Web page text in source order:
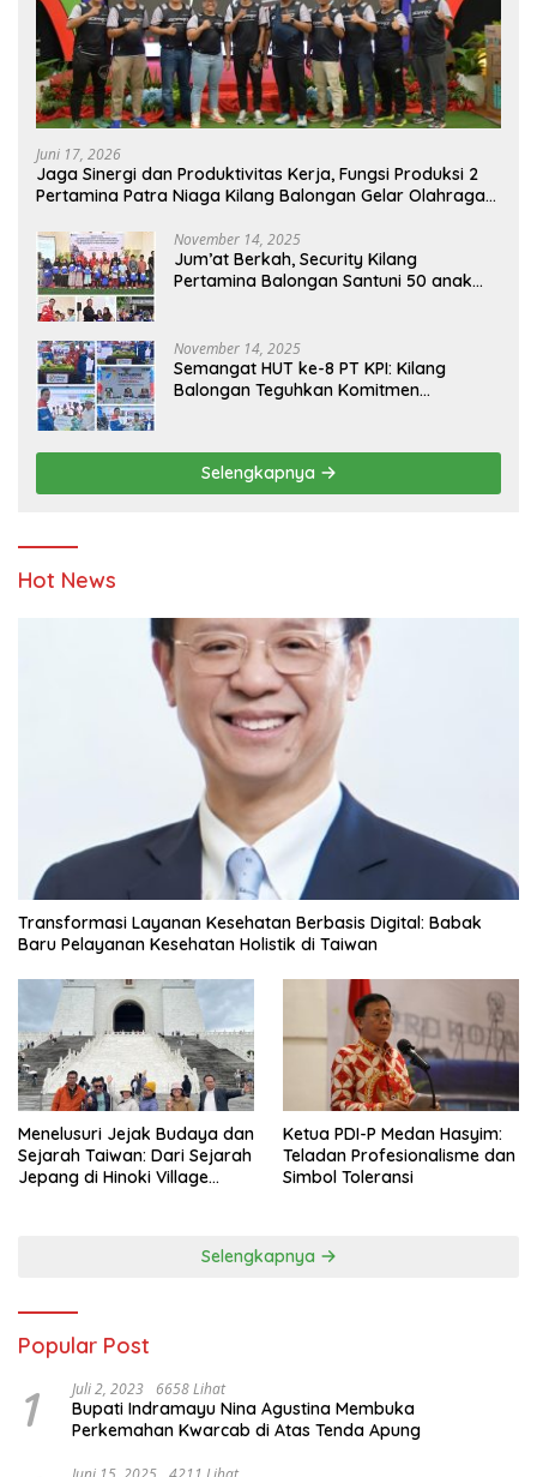
Juni 17, 2026
Jaga Sinergi dan Produktivitas Kerja, Fungsi Produksi 2
Pertamina Patra Niaga Kilang Balongan Gelar Olahraga
November 14, 2025
Jum’at Berkah, Security Kilang
Pertamina Balongan Santuni 50 anak
November 14, 2025
Semangat HUT ke-8 PT KPI: Kilang
Balongan Teguhkan Komitmen
Pendidikan
Selengkapnya
Hot News
Transformasi Layanan Kesehatan Berbasis Digital: Babak
Baru Pelayanan Kesehatan Holistik di Taiwan
Menelusuri Jejak Budaya dan
Sejarah Taiwan: Dari Sejarah
Jepang di Hinoki Village
Ketua PDI-P Medan Hasyim:
Teladan Profesionalisme dan
Simbol Toleransi
Selengkapnya
Popular Post
1 Juli 2, 2023 6658 Lihat
Bupati Indramayu Nina Agustina Membuka
Perkemahan Kwarcab di Atas Tenda Apung